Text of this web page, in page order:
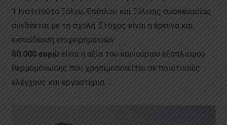
1
Ινστιτούτο Ξύλου, Επίπλου και Ξύλινης συσκευασίας
συνδέεται με τη σχολή. Στόχος είναι η έρευνα και
εκπαίδευση επιχειρηματιών
50.000 ευρώ είναι η αξία του καινούριου εξοπλισμού
θερμομόνωσης που χρησιμοποιείται σε ποιοτικούς
ελέγχους και εργαστήρια.